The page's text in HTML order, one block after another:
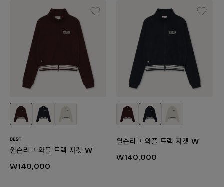
윌슨리그 와플 트랙 자켓 W
₩140,000
윌슨리그 와플 트랙 자켓 W
₩140,000